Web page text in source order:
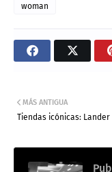
woman
MÁS ANTIGUA
Tiendas icónicas: